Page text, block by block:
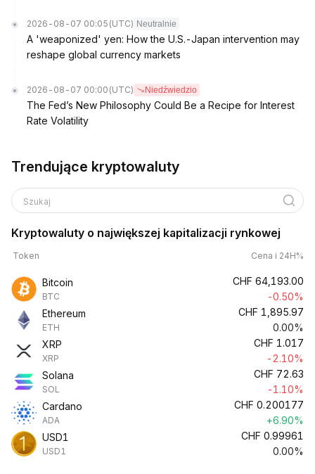
2026-08-07 00:05 (UTC) Neutralnie
A 'weaponized' yen: How the U.S.-Japan intervention may
reshape global currency markets
2026-08-07 00:00 (UTC) Niedźwiedzio
The Fed’s New Philosophy Could Be a Recipe for Interest
Rate Volatility
Trendujące kryptowaluty
Szukaj
Kryptowaluty o największej kapitalizacji rynkowej
Token Cena i 24H%
Bitcoin
BTC
CHF 64,193.00
-0.50%
Ethereum
ETH
CHF 1,895.97
0.00%
XRP
XRP
CHF 1.017
-2.10%
Solana
SOL
CHF 72.63
-1.10%
Cardano
ADA
CHF 0.200177
+6.90%
USD1
USD1
CHF 0.99961
0.00%